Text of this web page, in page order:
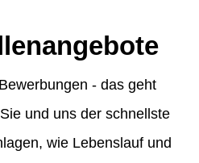
- das geht
und uns der schnellste
wie Lebenslauf und